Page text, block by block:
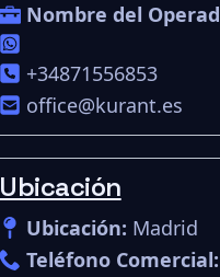
Nombre del
+34871556853
office@kurant.es
Ubicación
Ubicación: Madrid
Teléfono Comercial: